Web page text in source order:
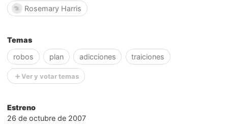
Rosemary Harris
Temas
robos
plan adicciones traiciones
Ver y votar temas
Estreno
26 de octubre de 2007